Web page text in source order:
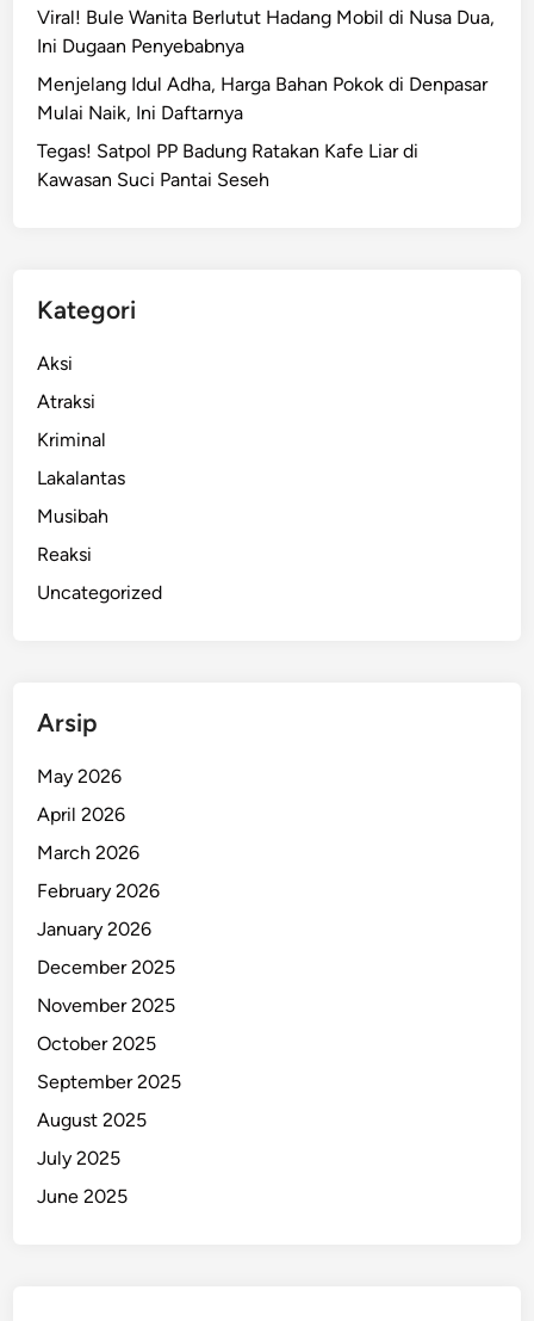
n
k
e
r
k
e
B
,
p
r
o
M
a
s
l
p
I
n
o
r
m
s
i
n
a
!
Viral! Bule Wanita Berlutut Hadang Mobil di Nusa Dua,
Ini Dugaan Penyebabnya
Menjelang Idul Adha, Harga Bahan Pokok di Denpasar
Mulai Naik, Ini Daftarnya
Tegas! Satpol PP Badung Ratakan Kafe Liar di
Kawasan Suci Pantai Seseh
Kategori
Aksi
Atraksi
Kriminal
Lakalantas
Musibah
Reaksi
Uncategorized
Arsip
May 2026
April 2026
March 2026
February 2026
January 2026
December 2025
November 2025
October 2025
September 2025
August 2025
July 2025
June 2025